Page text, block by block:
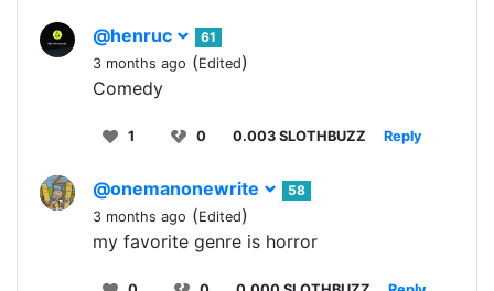
@henruc
61
3 months ago (Edited)
Comedy
1 0 0.003 SLOTHBUZZ Reply
@onemanonewrite
58
3 months ago (Edited)
my favorite genre is horror